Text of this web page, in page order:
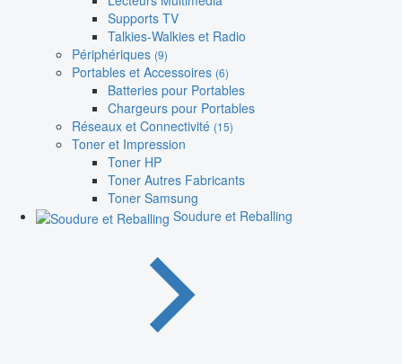
Supports TV
Talkies-Walkies et Radio
Périphériques (9)
Portables et Accessoires (6)
Batteries pour Portables
Chargeurs pour Portables
Réseaux et Connectivité (15)
Toner et Impression
Toner HP
Toner Autres Fabricants
Toner Samsung
Soudure et Reballing